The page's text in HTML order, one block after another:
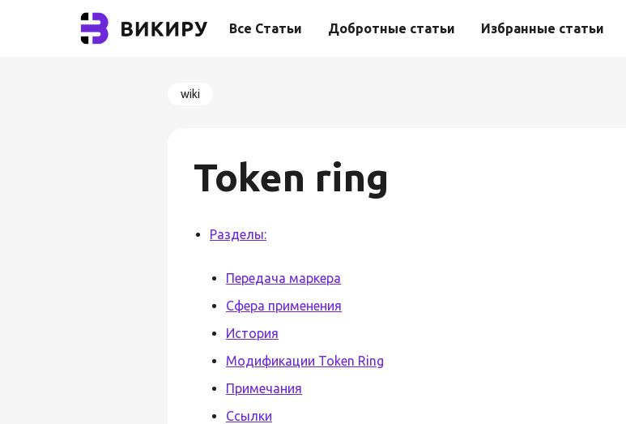
Все Статьи Добротные статьи Избранные статьи
wiki
Token ring
Разделы:
Передача маркера
Сфера применения
История
Модификации Token Ring
Примечания
Ссылки